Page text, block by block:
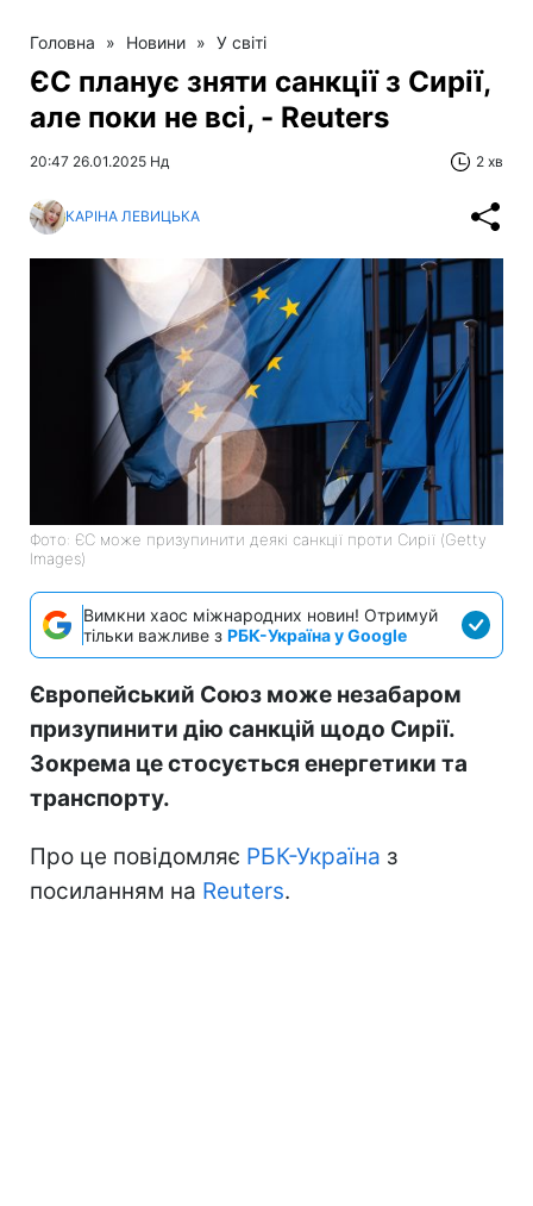
Головна » Новини » У світі
ЄС планує зняти санкції з Сирії,
але поки не всі, - Reuters
20:47 26.01.2025 Нд 2 хв
КАРІНА ЛЕВИЦЬКА
Фото: ЄС може призупинити деякі санкції проти Сирії (Getty
Images)
Вимкни хаос міжнародних новин! Отримуй
тільки важливе з РБК-Україна у Google
Європейський Союз може незабаром
призупинити дію санкцій щодо Сирії.
Зокрема це стосується енергетики та
транспорту.
Про це повідомляє РБК-Україна з
посиланням на Reuters.